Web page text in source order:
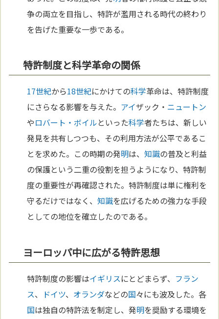
争の両立を目指し、特許が濫用される時代の終わり
を告げた重要な一歩である。
特許制度と科学革命の関係
17世紀から18世紀にかけての科学革命は、特許制度
にさらなる影響を与えた。 アイザック・ ニュートン
やロバート・ボイルといった科学者たちは、新しい
発見を共有しつつも、その利用方法が公平であるこ
とを求めた。この時期の発明は、知識の普及と利益
の保護という二重の役割を担うようになり、特許制
度の重要性が再確認された。特許制度は単に権利を
守るだけではなく、知識を広げるための強力な手段
としての地位を確立したのである。
ヨーロッパ中に広がる特許思想
特許制度の影響はイギリスにとどまらず、 フラン
ス、 ドイツ、 オランダなどの国々にも波及した。各
国は独自の特許法を制定し、発明を奨励する環境を